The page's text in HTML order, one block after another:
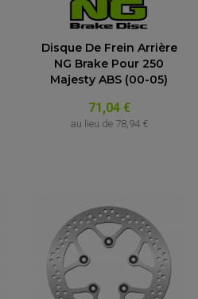
Disque De Frein Arrière
NG Brake Pour 250
Majesty ABS (00-05)
71,04 €
au lieu de 78,94 €